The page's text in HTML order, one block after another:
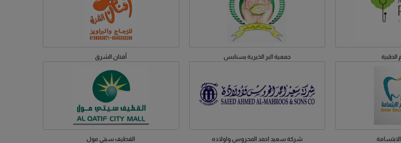
الطبية جمعية البر الخيرية بسنابس أفنان الشرق
شركة سعيد احمد المحروس واولاده القطيف سيتي مول